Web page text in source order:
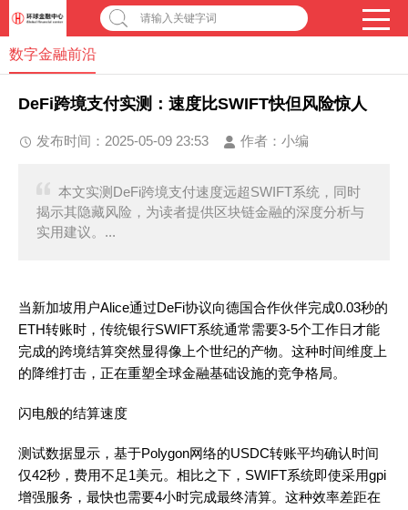
请输入关键字词
数字金融前沿
DeFi跨境支付实测：速度比SWIFT快但风险惊人
发布时间：2025-05-09 23:53 作者： 小编
本文实测DeFi跨境支付速度远超SWIFT系统，同时
揭示其隐藏风险，为读者提供区块链金融的深度分析与
实用建议。...
当新加坡用户Alice通过DeFi协议向德国合作伙伴完成0.03秒的
ETH转账时，传统银行SWIFT系统通常需要3-5个工作日才能
完成的跨境结算突然显得像上个世纪的产物。这种时间维度上
的降维打击，正在重塑全球金融基础设施的竞争格局。
闪电般的结算速度
测试数据显示，基于Polygon网络的USDC转账平均确认时间
仅42秒，费用不足1美元。相比之下，SWIFT系统即使采用gpi
增强服务，最快也需要4小时完成最终清算。这种效率差距在